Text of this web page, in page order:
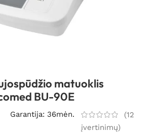
matuoklis
BU-90E
Garantija: 36mėn. (12
įvertinimų)